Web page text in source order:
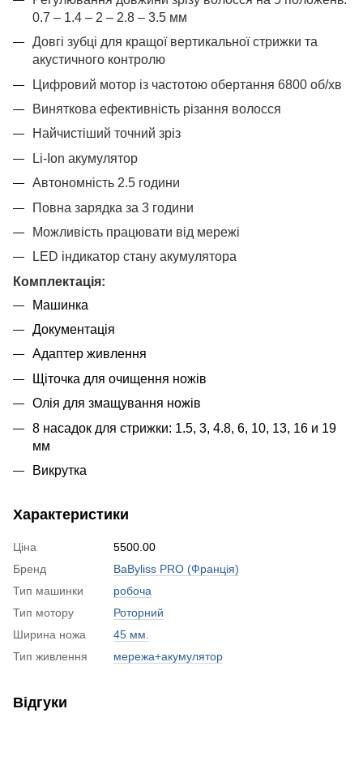
0.7 – 1.4 – 2 – 2.8 – 3.5 мм
Довгі зубці для кращої вертикальної стрижки та
акустичного контролю
Цифровий мотор із частотою обертання 6800 об/хв
Виняткова ефективність різання волосся
Найчистіший точний зріз
Li-Ion акумулятор
Автономність 2.5 години
Повна зарядка за 3 години
Можливість працювати від мережі
LED індикатор стану акумулятора
Комплектація:
Машинка
Документація
Адаптер живлення
Щіточка для очищення ножів
Олія для змащування ножів
8 насадок для стрижки: 1.5, 3, 4.8, 6, 10, 13, 16 и 19
мм
Викрутка
Характеристики
Ціна
5500.00
Бренд
BaByliss PRO (Франція)
Тип машинки
робоча
Тип мотору
Роторний
Ширина ножа
45 мм.
Тип живлення
мережа+акумулятор
Відгуки